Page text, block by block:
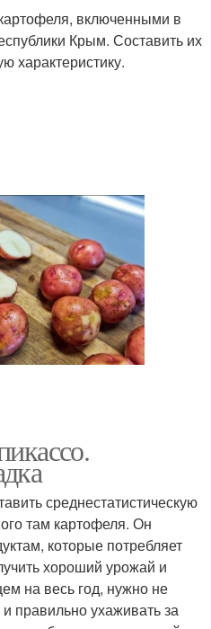
включенными в
Крым. Составить их
характеристику.
среднестатистическую
там картофеля. Он
которые потребляет
хороший урожай и
на весь год, нужно не
правильно ухаживать за